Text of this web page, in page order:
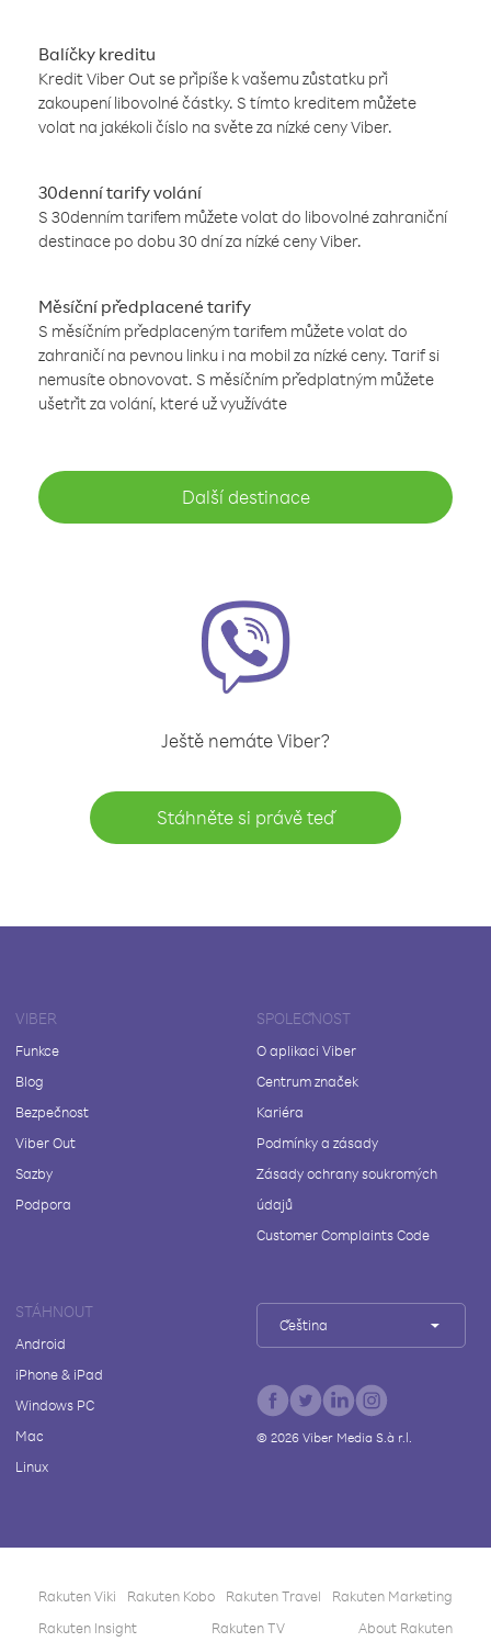
Balíčky kreditu
Kredit Viber Out se připíše k vašemu zůstatku při
zakoupení libovolné částky. S tímto kreditem můžete
volat na jakékoli číslo na světe za nízké ceny Viber.
30denní tarify volání
S 30denním tarifem můžete volat do libovolné zahraniční
destinace po dobu 30 dní za nízké ceny Viber.
Měsíční předplacené tarify
S měsíčním předplaceným tarifem můžete volat do
zahraničí na pevnou linku i na mobil za nízké ceny. Tarif si
nemusíte obnovovat. S měsíčním předplatným můžete
ušetřit za volání, které už využíváte
Další destinace
Ještě nemáte Viber?
Stáhněte si právě teď
VIBER
Funkce
Blog
Bezpečnost
Viber Out
Sazby
Podpora
SPOLEČNOST
O aplikaci Viber
Centrum značek
Kariéra
Podmínky a zásady
Zásady ochrany soukromých
údajů
Customer Complaints Code
STÁHNOUT
Android
iPhone & iPad
Windows PC
Mac
Linux
Čeština
© 2026Viber Media S.à r.l.
Rakuten Viki Rakuten Kobo Rakuten Travel
Rakuten Marketing
Rakuten Insight
Rakuten TV About Rakuten